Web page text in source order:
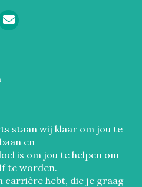
staan wij klaar om jou te
en
is om jou te helpen om
te worden.
carrière hebt, die je graag